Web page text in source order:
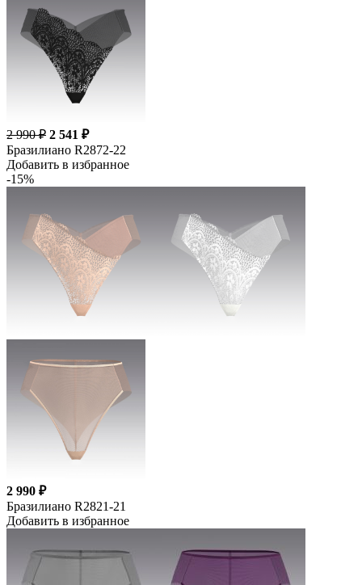
2 990 ₽ 2 541 ₽
Бразилиано R2872-22
Добавить в избранное
-15%
2 990 ₽
Бразилиано R2821-21
Добавить в избранное